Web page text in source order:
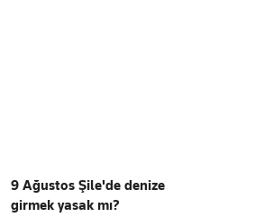
9 Ağustos Şile'de denize
girmek yasak mı?